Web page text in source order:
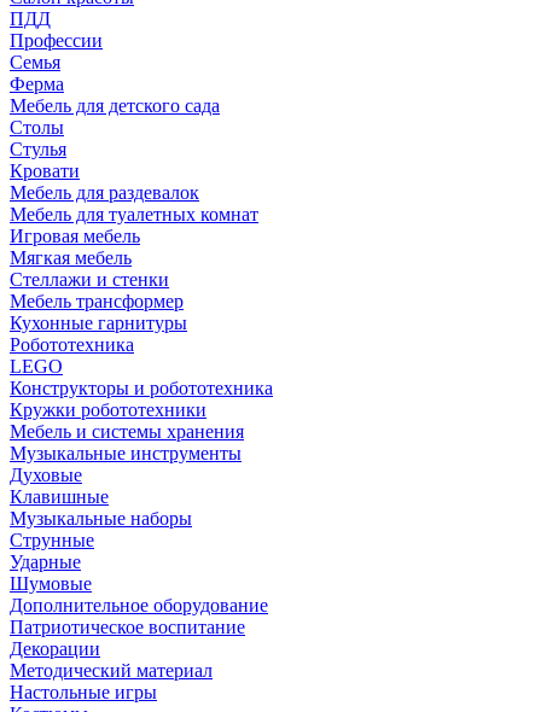
ПДД
Профессии
Семья
Ферма
Мебель для детского сада
Столы
Cтулья
Кровати
Мебель для раздевалок
Мебель для туалетных комнат
Игровая мебель
Мягкая мебель
Стеллажи и стенки
Мебель трансформер
Кухонные гарнитуры
Робототехника
LEGO
Конструкторы и робототехника
Кружки робототехники
Мебель и системы хранения
Музыкальные инструменты
Духовые
Клавишные
Музыкальные наборы
Струнные
Ударные
Шумовые
Дополнительное оборудование
Патриотическое воспитание
Декорации
Методический материал
Настольные игры